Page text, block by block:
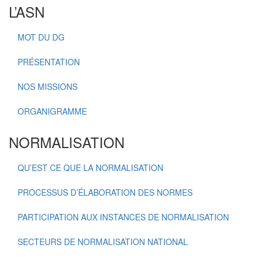
L’ASN
MOT DU DG
PRÉSENTATION
NOS MISSIONS
ORGANIGRAMME
NORMALISATION
QU’EST CE QUE LA NORMALISATION
PROCESSUS D’ÉLABORATION DES NORMES
PARTICIPATION AUX INSTANCES DE NORMALISATION
SECTEURS DE NORMALISATION NATIONAL